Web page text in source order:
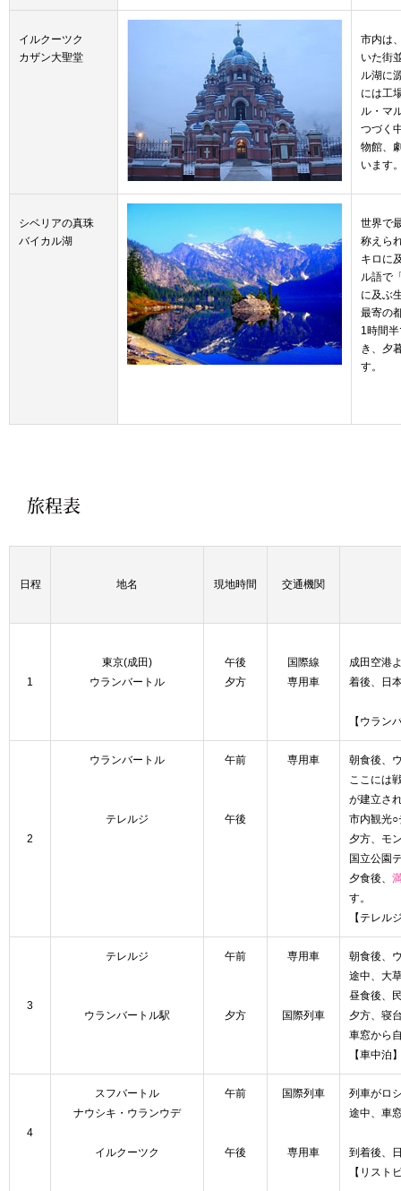
イルクーツク
カザン大聖堂
市内は
いた街
ル湖に
には工
ル・マ
つづく
物館、
います
シベリアの真珠
バイカル湖
世界で
称えら
キロに
ル語で
に及ぶ
最寄の
1時間
き、夕
す。
日程 地名 現地時間 交通機関
1
東京(成田)
ウランバートル
午後
夕方
国際線
専用車
成田空港
着後、日
【ウラン
2
ウランバートル
テレルジ
午前
午後
専用車
朝食後、
ここには
が建立さ
市内観光○
夕方、モ
国立公園
夕食後、
【テレル
3
テレルジ
ウランバートル駅
午前
夕方
専用車
国際列車
朝食後、
途中、大
昼食後、
夕方、寝
車窓から
【車中泊
4
スフバートル
ナウシキ・ウランウデ
イルクーツク
午前
午後
国際列車
専用車
列車がロ
途中、車
到着後、
【リスト